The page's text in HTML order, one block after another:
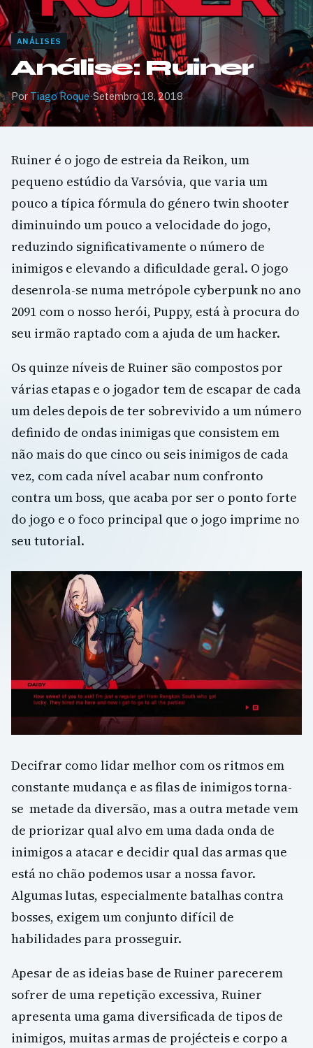
ANÁLISES
Análise: Ruiner
PorTiago Roque·Setembro 18, 2018
Ruiner é o jogo de estreia da Reikon, um
pequeno estúdio da Varsóvia, que varia um
pouco a típica fórmula do género twin shooter
diminuindo um pouco a velocidade do jogo,
reduzindo significativamente o número de
inimigos e elevando a dificuldade geral. O jogo
desenrola-se numa metrópole cyberpunk no ano
2091 com o nosso herói, Puppy, está à procura do
seu irmão raptado com a ajuda de um hacker.
Os quinze níveis de Ruiner são compostos por
várias etapas e o jogador tem de escapar de cada
um deles depois de ter sobrevivido a um número
definido de ondas inimigas que consistem em
não mais do que cinco ou seis inimigos de cada
vez, com cada nível acabar num confronto
contra um boss, que acaba por ser o ponto forte
do jogo e o foco principal que o jogo imprime no
seu tutorial.
Decifrar como lidar melhor com os ritmos em
constante mudança e as filas de inimigos torna-
se metade da diversão, mas a outra metade vem
de priorizar qual alvo em uma dada onda de
inimigos a atacar e decidir qual das armas que
está no chão podemos usar a nossa favor.
Algumas lutas, especialmente batalhas contra
bosses, exigem um conjunto difícil de
habilidades para prosseguir.
Apesar de as ideias base de Ruiner parecerem
sofrer de uma repetição excessiva, Ruiner
apresenta uma gama diversificada de tipos de
inimigos, muitas armas de projécteis e corpo a